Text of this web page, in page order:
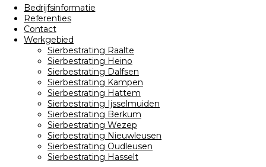
Bedrijfsinformatie
Referenties
Contact
Werkgebied
Sierbestrating Raalte
Sierbestrating Heino
Sierbestrating Dalfsen
Sierbestrating Kampen
Sierbestrating Hattem
Sierbestrating Ijsselmuiden
Sierbestrating Berkum
Sierbestrating Wezep
Sierbestrating Nieuwleusen
Sierbestrating Oudleusen
Sierbestrating Hasselt